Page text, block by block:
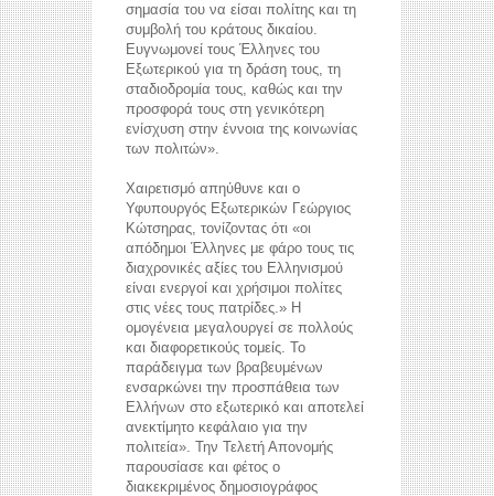
σημασία του να είσαι πολίτης και τη
συμβολή του κράτους δικαίου.
Ευγνωμονεί τους Έλληνες του
Εξωτερικού για τη δράση τους, τη
σταδιοδρομία τους, καθώς και την
προσφορά τους στη γενικότερη
ενίσχυση στην έννοια της κοινωνίας
των πολιτών».
Χαιρετισμό απηύθυνε και ο
Υφυπουργός Εξωτερικών Γεώργιος
Κώτσηρας, τονίζοντας ότι «οι
απόδημοι Έλληνες με φάρο τους τις
διαχρονικές αξίες του Ελληνισμού
είναι ενεργοί και χρήσιμοι πολίτες
στις νέες τους πατρίδες.» Η
ομογένεια μεγαλουργεί σε πολλούς
και διαφορετικούς τομείς. Το
παράδειγμα των βραβευμένων
ενσαρκώνει την προσπάθεια των
Ελλήνων στο εξωτερικό και αποτελεί
ανεκτίμητο κεφάλαιο για την
πολιτεία». Την Τελετή Απονομής
παρουσίασε και φέτος ο
διακεκριμένος δημοσιογράφος